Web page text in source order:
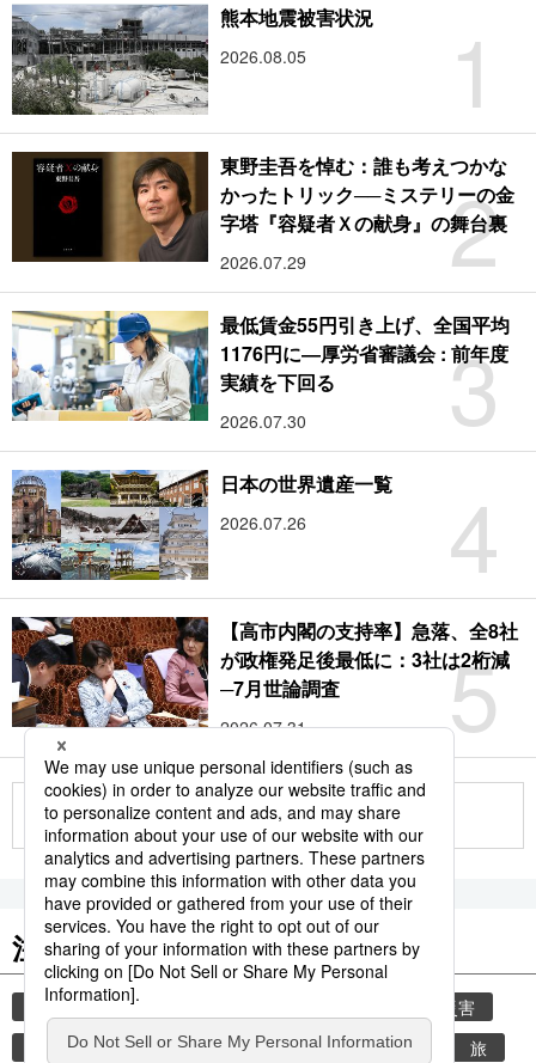
1
熊本地震被害状況
2026.08.05
2
東野圭吾を悼む：誰も考えつかな
かったトリック──ミステリーの金
字塔『容疑者Ｘの献身』の舞台裏
2026.07.29
3
最低賃金55円引き上げ、全国平均
1176円に―厚労省審議会 : 前年度
実績を下回る
2026.07.30
4
日本の世界遺産一覧
2026.07.26
5
【高市内閣の支持率】急落、全8社
が政権発足後最低に：3社は2桁減
─7月世論調査
2026.07.31
もっと見る
注目のキーワード
共同通信ニュース
災害
津波 熊本 熊本地震 観光 旅